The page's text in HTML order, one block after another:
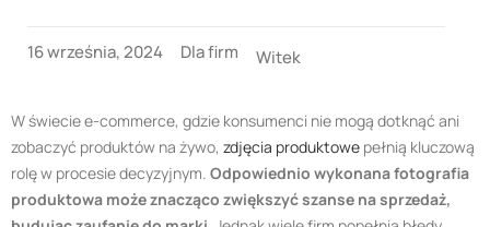
16 września, 2024 Dla firm Witek
W świecie e-commerce, gdzie konsumenci nie mogą dotknąć ani
zobaczyć produktów na żywo, zdjęcia produktowe pełnią kluczową
rolę w procesie decyzyjnym. Odpowiednio wykonana fotografia
produktowa może znacząco zwiększyć szanse na sprzedaż,